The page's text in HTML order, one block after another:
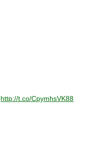
http://t.co/CpymhsVK88